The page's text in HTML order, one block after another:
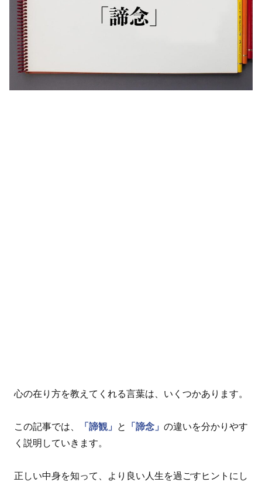
心の在り方を教えてくれる言葉は、いくつかあります。
この記事では、 「諦観」 と 「諦念」 の違いを分かりやす
く説明していきます。
正しい中身を知って、より良い人生を過ごすヒントにし